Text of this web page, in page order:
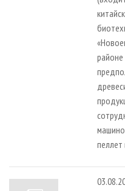
ИНСТРУМЕНТ И
ГАЗЕТА ЛЕСПРОМФОРУМ
БИБЛИОТЕКА
районе